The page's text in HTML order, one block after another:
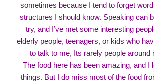
sometimes because I tend to forget
structures I should know. Speaking can
try, and I’ve met some interesting
elderly people, teenagers, or kids who
to talk to me, Its rarely people around
The food here has been amazing, and I
things. But I do miss most of the food